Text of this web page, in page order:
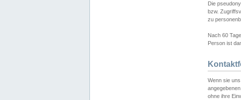
Die
bzw.
zu
Nach 60
Person ist
Wenn sie
ohne ihre